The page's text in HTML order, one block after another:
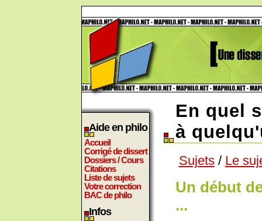
Aide en philo
Accueil
Corrigé de dissert
Dossiers / Cours
Citations
Liste de sujets
Votre correction
BAC de philo
Infos
En quel
à
Sujets/ Le
Un début
...